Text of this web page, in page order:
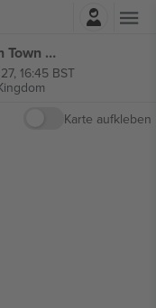
Fleetwood Town FC vs Northampton Town FC EFL League Two tickets
16:45 BST
Karte aufkleben